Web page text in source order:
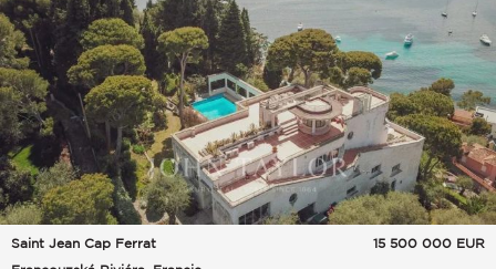
Saint Jean Cap Ferrat
15 500 000 EUR